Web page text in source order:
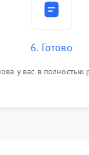
6. Готово
у вас в полностью